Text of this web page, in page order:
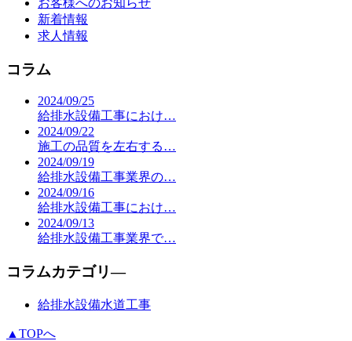
お客様へのお知らせ
新着情報
求人情報
コラム
2024/09/25
給排水設備工事におけ…
2024/09/22
施工の品質を左右する…
2024/09/19
給排水設備工事業界の…
2024/09/16
給排水設備工事におけ…
2024/09/13
給排水設備工事業界で…
コラムカテゴリ―
給排水設備水道工事
▲TOPへ